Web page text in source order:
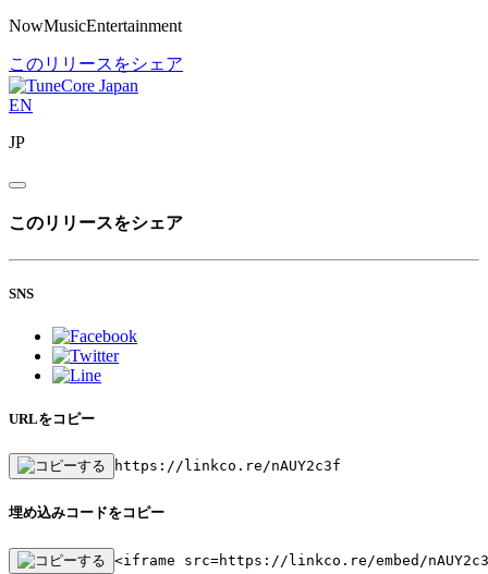
NowMusicEntertainment
このリリースをシェア
EN
JP
このリリースをシェア
SNS
URLをコピー
https://linkco.re/nAUY2c3f
埋め込みコードをコピー
<iframe src=https://linkco.re/embed/